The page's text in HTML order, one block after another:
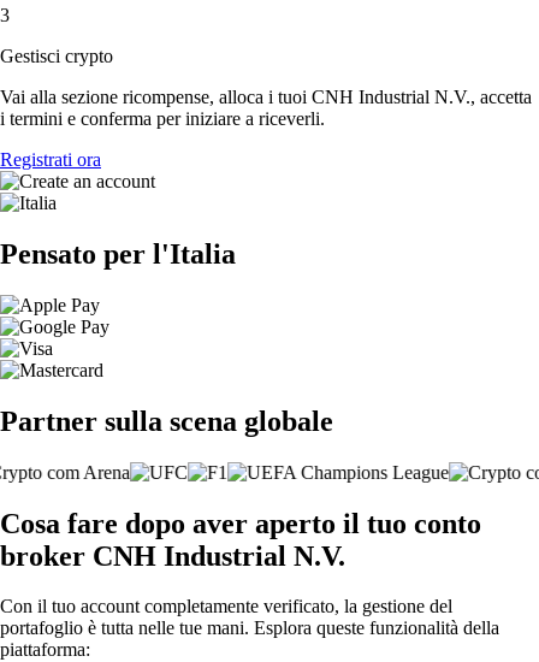
3
Gestisci crypto
Vai alla sezione ricompense, alloca i tuoi CNH Industrial N.V., accetta
i termini e conferma per iniziare a riceverli.
Registrati ora
Pensato per l'Italia
Partner sulla scena globale
Cosa fare dopo aver aperto il tuo conto
broker CNH Industrial N.V.
Con il tuo account completamente verificato, la gestione del
portafoglio è tutta nelle tue mani. Esplora queste funzionalità della
piattaforma: